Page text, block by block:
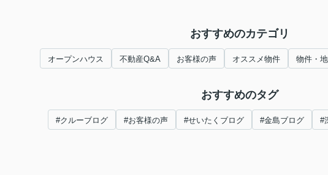
おすすめのカテゴリ
オープンハウス 不動産Q&A お客様の声 オススメ物件 物件・
おすすめのタグ
#クルーブログ #お客様の声 #せいたくブログ #金島ブログ #